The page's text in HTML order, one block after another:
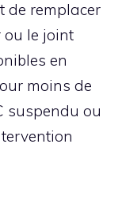
de remplacer
ou le joint
en
moins de
suspendu ou